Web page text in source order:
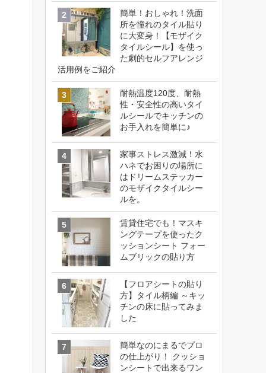
簡単！おしゃれ！洗面
所を憧れのタイル貼り
に大変身！【モザイク
タイルシール】を使っ
た劇的セルフアレンジ
活用例をご紹介
耐熱温度120度、耐熱
性・安全性の高いタイ
ルシールでキッチンの
お手入れを簡単に♪
家事ストレス激減！水
ハネでお困りの場所に
はドリームステッカー
のモザイクタイルシー
ルを。
賃貸住宅でも！マスキ
ングテープを使ったク
ッションシート フォー
ムブリックの貼り方
【フロアシートの貼り
方】タイル柄編 ～キッ
チンの床に貼ってみま
した
簡単なのにまるでプロ
の仕上がり！ クッショ
ンシートで出来るワン